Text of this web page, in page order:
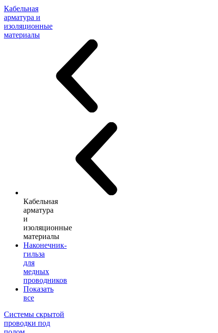
Кабельная
арматура и
изоляционные
материалы
Кабельная
арматура
и
изоляционные
материалы
Наконечник-
гильза
для
медных
проводников
Показать
все
Системы скрытой
проводки под